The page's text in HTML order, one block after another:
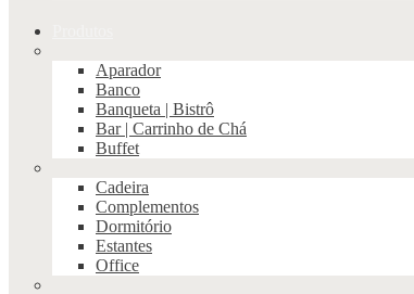
Aparador
Banco
Banqueta | Bistrô
Bar | Carrinho de Chá
Buffet
Cadeira
Complementos
Dormitório
Estantes
Office